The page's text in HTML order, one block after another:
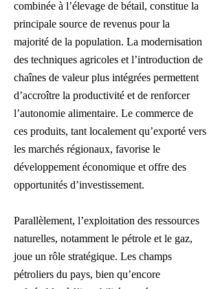
combinée à l’élevage de bétail, constitue la
principale source de revenus pour la
majorité de la population. La modernisation
des techniques agricoles et l’introduction de
chaînes de valeur plus intégrées permettent
d’accroître la productivité et de renforcer
l’autonomie alimentaire. Le commerce de
ces produits, tant localement qu’exporté vers
les marchés régionaux, favorise le
développement économique et offre des
opportunités d’investissement.
Parallèlement, l’exploitation des ressources
naturelles, notamment le pétrole et le gaz,
joue un rôle stratégique. Les champs
pétroliers du pays, bien qu’encore